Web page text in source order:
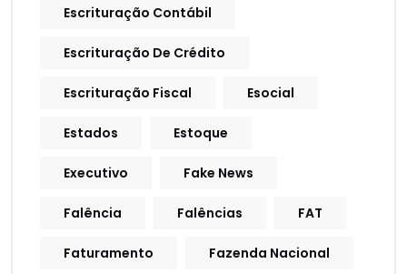
Escrituração Contábil
Escrituração De Crédito
Escrituração Fiscal Esocial
Estados Estoque
Executivo Fake News
Falência Falências FAT
Faturamento Fazenda Nacional